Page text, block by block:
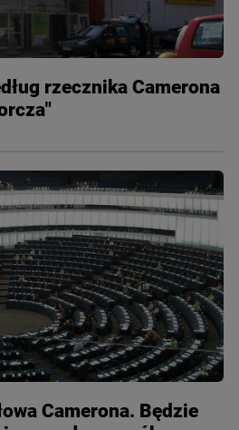
rzecznika Camerona
Camerona. Będzie